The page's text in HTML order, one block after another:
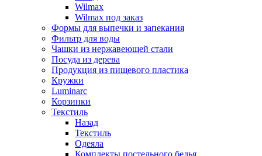
Wilmax
Wilmax под заказ
Формы для выпечки и запекания
Фильтр для воды
Чашки из нержавеющей стали
Посуда из дерева
Продукция из пищевого пластика
Кружки
Luminarc
Корзинки
Текстиль
Назад
Текстиль
Одеяла
Комплекты постельного белья